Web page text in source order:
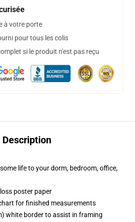
à votre porte
pour tous les colis
si le produit n'est pas reçu
Description
life to your dorm, bedroom, office,
poster paper
for finished measurements
white border to assist in framing